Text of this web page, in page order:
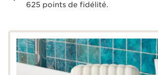
625 points de fidélité.